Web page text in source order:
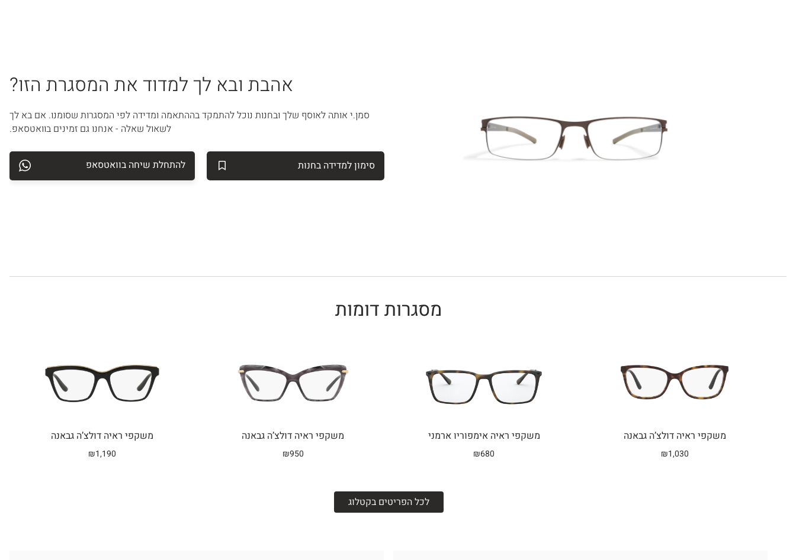
אהבת ובא לך למדוד את המסגרת הזו?
סמן.י אותה לאוסף שלך ובחנות נוכל להתמקד בההתאמה ומדידה לפי המסגרות שסומנו. אם בא לך
לשאול שאלה - אנחנו גם זמינים בוואטסאפ.
להתחלת שיחה בוואטסאפ סימון למדידה בחנות
מסגרות דומות
משקפי ראיה דולצ’ה גבאנה
₪1,190
משקפי ראיה דולצ’ה גבאנה
₪950
משקפי ראיה אימפוריו ארמני
₪680
משקפי ראיה דולצ’ה גבאנה
₪1,030
לכל הפריטים בקטלוג